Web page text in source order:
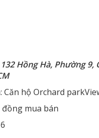
132 Hồng Hà, Phường
Căn hộ Orchard
đồng mua bán